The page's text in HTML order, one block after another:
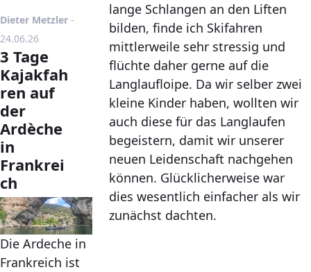
Dieter Metzler - Publikationsdatum
24.06.26
3 Tage
Kajakfah
ren auf
der
Ardèche
in
Frankrei
ch
Die Ardeche in
Frankreich ist
lange Schlangen an den Liften
bilden, finde ich Skifahren
mittlerweile sehr stressig und
flüchte daher gerne auf die
Langlaufloipe. Da wir selber zwei
kleine Kinder haben, wollten wir
auch diese für das Langlaufen
begeistern, damit wir unserer
neuen Leidenschaft nachgehen
können. Glücklicherweise war
dies wesentlich einfacher als wir
zunächst dachten.